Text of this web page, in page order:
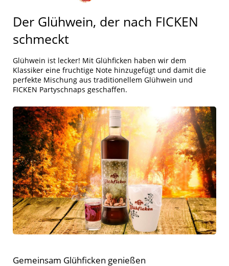
Der Glühwein, der nach FICKEN
schmeckt
Glühwein ist lecker! Mit Glühficken haben wir dem
Klassiker eine fruchtige Note hinzugefügt und damit die
perfekte Mischung aus traditionellem Glühwein und
FICKEN Partyschnaps geschaffen.
Gemeinsam Glühficken genießen